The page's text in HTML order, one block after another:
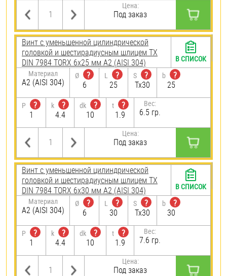
Цена:
Под заказ
Винт с уменьшенной цилиндрической
головкой и шестирадиусным шлицем TX
DIN 7984 TORX 6х25 мм А2 (AISI 304)
Материал
А2 (AISI 304)
Ø
?
6
L
?
25
S
?
Tx30
b
?
25
P
?
1
k
?
4.4
dk
?
10
t
?
1.9
Вес:
6.5 гр.
Цена:
Под заказ
В СПИСОК
Винт с уменьшенной цилиндрической
головкой и шестирадиусным шлицем TX
DIN 7984 TORX 6х30 мм А2 (AISI 304)
Материал
А2 (AISI 304)
Ø
?
6
L
?
30
S
?
Tx30
b
?
30
P
?
1
k
?
4.4
dk
?
10
t
?
1.9
Вес:
7.6 гр.
Цена:
Под заказ
В СПИСОК